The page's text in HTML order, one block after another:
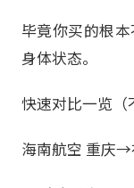
毕竟你买的根
身体状态。
快速对比一览（
海南航空 重庆→